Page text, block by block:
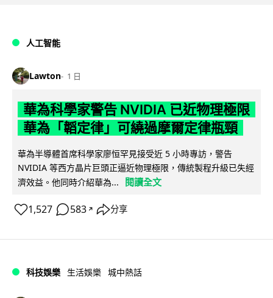
人工智能
Lawton 1 日
華為科學家警告 NVIDIA 已近物理極限
華為「韜定律」可繞過摩爾定律瓶頸
華為半導體首席科學家廖恒罕見接受近 5 小時專訪，警告
NVIDIA 等西方晶片巨頭正逼近物理極限，傳統製程升級已失經
濟效益。他同時介紹華為...
閱讀全文
1,527 583 ↗ 分享
科技娛樂 生活娛樂 城中熱話